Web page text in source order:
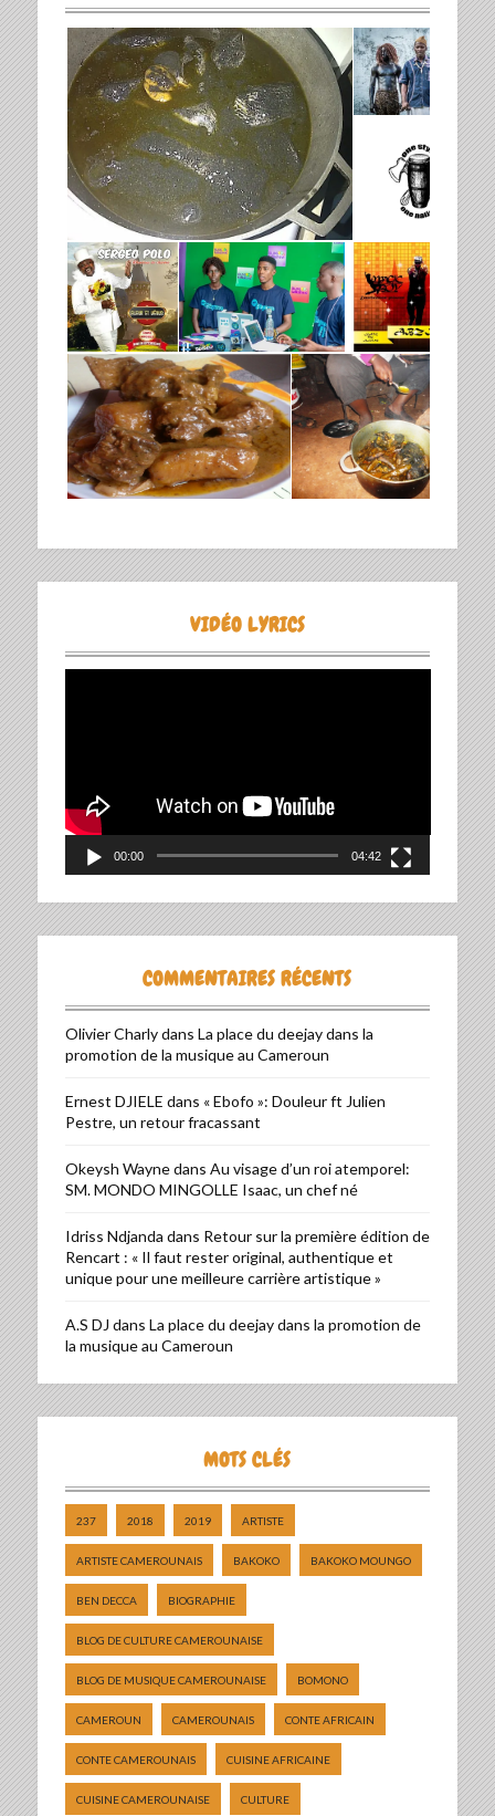
VIDÉO LYRICS
00:00 04:42
COMMENTAIRES RÉCENTS
Olivier Charlydans La place du deejay dans la
promotion de la musique au Cameroun
Ernest DJIELE dans « Ebofo »: Douleur ft Julien
Pestre, un retour fracassant
Okeysh Waynedans Au visage d’un roi atemporel:
SM. MONDO MINGOLLE Isaac, un chef né
Idriss Ndjanda dans Retour sur la première édition de
Rencart : « Il faut rester original, authentique et
unique pour une meilleure carrière artistique »
A.S DJ dans La place du deejay dans la promotion de
la musique au Cameroun
MOTS CLÉS
237 2018 2019 ARTISTE
ARTISTE CAMEROUNAIS BAKOKO BAKOKO MOUNGO
BEN DECCA BIOGRAPHIE
BLOG DE CULTURE CAMEROUNAISE
BLOG DE MUSIQUE CAMEROUNAISE BOMONO
CAMEROUN CAMEROUNAIS CONTE AFRICAIN
CONTE CAMEROUNAIS CUISINE AFRICAINE
CUISINE CAMEROUNAISE CULTURE